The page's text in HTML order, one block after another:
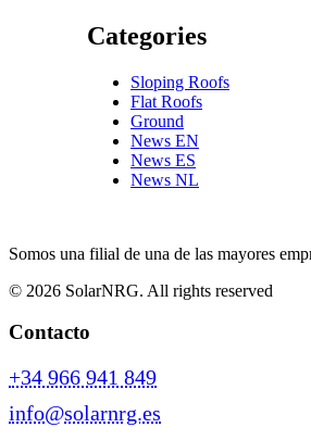
Categories
Sloping Roofs
Flat Roofs
Ground
News EN
News ES
News NL
Somos una filial de una de las mayores
© 2026 SolarNRG. All rights reserved
Contacto
+34 966 941 849
info@solarnrg.es